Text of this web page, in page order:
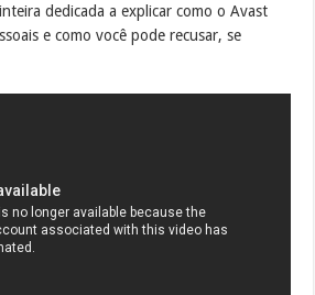
dedicada a explicar como o Avast
e como você pode recusar, se